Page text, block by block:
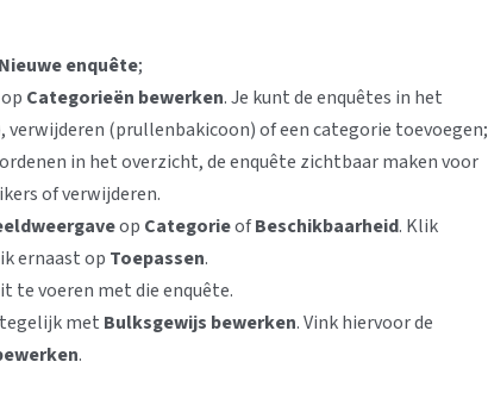
Nieuwe enquête;
Categorieën bewerken. Je kunt de enquêtes in het
verwijderen (prullenbakicoon) of een categorie toevoegen;
in het overzicht, de enquête zichtbaar maken voor
of verwijderen.
op CategorieofBeschikbaarheid. Klik
ernaast op Toepassen.
te voeren met die enquête.
met Bulksgewijs bewerken. Vink hiervoor de
.